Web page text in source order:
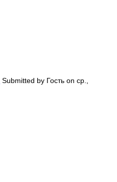
Submitted by Гость on ср.,